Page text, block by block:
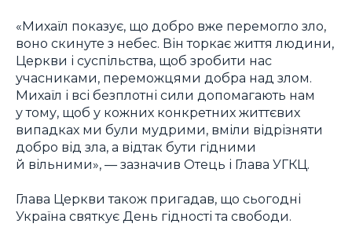
«Михаїл показує, що добро вже перемогло зло,
воно скинуте з небес. Він торкає життя людини,
Церкви і суспільства, щоб зробити нас
учасниками, переможцями добра над злом.
Михаїл і всі безплотні сили допомагають нам
у тому, щоб у кожних конкретних життєвих
випадках ми були мудрими, вміли відрізняти
добро від зла, а відтак бути гідними
й вільними», — зазначив Отець і Глава УГКЦ.
Глава Церкви також пригадав, що сьогодні
Україна святкує День гідності та свободи.